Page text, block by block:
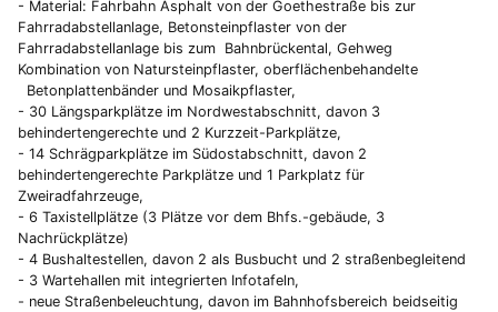
- Material: Fahrbahn Asphalt von der Goethestraße bis zur
Fahrradabstellanlage, Betonsteinpflaster von der
Fahrradabstellanlage bis zum Bahnbrückental, Gehweg
Kombination von Natursteinpflaster, oberflächenbehandelte
Betonplattenbänder und Mosaikpflaster,
- 30 Längsparkplätze im Nordwestabschnitt, davon 3
behindertengerechte und 2 Kurzzeit-Parkplätze,
- 14 Schrägparkplätze im Südostabschnitt, davon 2
behindertengerechte Parkplätze und 1 Parkplatz für
Zweiradfahrzeuge,
- 6 Taxistellplätze (3 Plätze vor dem Bhfs.-gebäude, 3
Nachrückplätze)
- 4 Bushaltestellen, davon 2 als Busbucht und 2 straßenbegleitend
- 3 Wartehallen mit integrierten Infotafeln,
- neue Straßenbeleuchtung, davon im Bahnhofsbereich beidseitig